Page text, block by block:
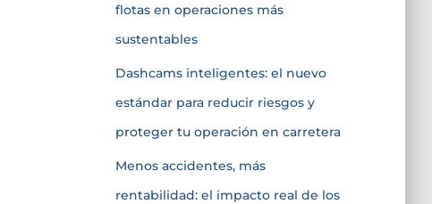
flotas en operaciones más
sustentables
Dashcams inteligentes: el nuevo
estándar para reducir riesgos y
proteger tu operación en carretera
Menos accidentes, más
rentabilidad: el impacto real de los